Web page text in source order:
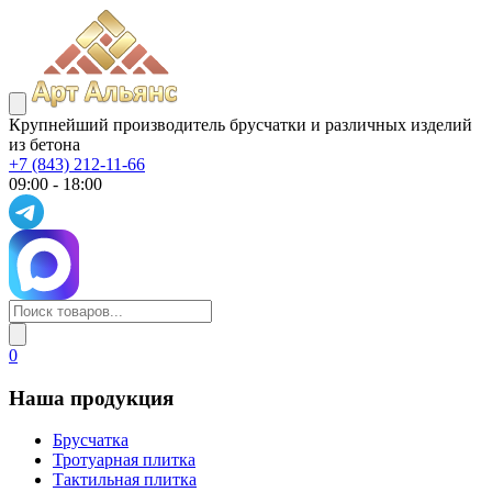
Крупнейший производитель брусчатки и различных изделий
из бетона
+7 (843) 212-11-66
09:00 - 18:00
0
Наша продукция
Брусчатка
Тротуарная плитка
Тактильная плитка